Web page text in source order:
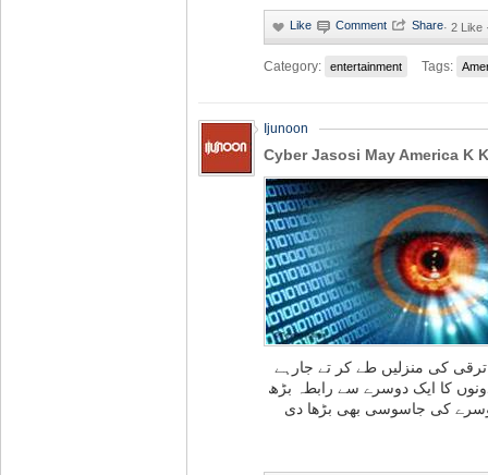
· 2 Like
Category: entertainment Tags:
Ijunoon
Cyber Jasosi May America K
کی منزلیں طے کر تے جارہے
کا ایک دوسرے سے رابطہ بڑھ
کی جاسوسی بھی بڑھا دی